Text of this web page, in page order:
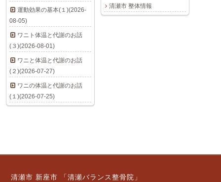
清瀬市 整体情報
運動効果の基本(１)(2026-
08-05)
ワニト体温と代謝のお話
(３)(2026-08-01)
ワニと体温と代謝のお話
(２)(2026-07-27)
ワニの体温と代謝のお話
(１)(2026-07-25)
清瀬市 新座市 「清瀬バランス整骨院」